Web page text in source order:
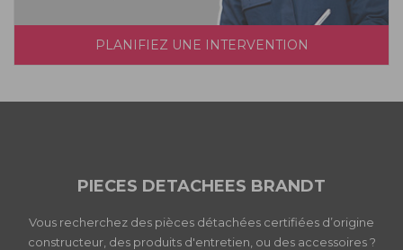
PLANIFIEZ UNE INTERVENTION
PIECES DETACHEES BRANDT
Vous recherchez des pièces détachées certifiées d’origine
constructeur, des produits d'entretien, ou des accessoires ?